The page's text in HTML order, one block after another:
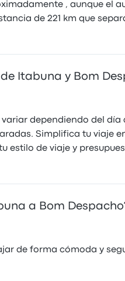
, aunque el
de 221 km que
Itabuna y Bom
dependiendo del
Simplifica tu viaje
estilo de viaje y
a Bom
de forma cómoda y